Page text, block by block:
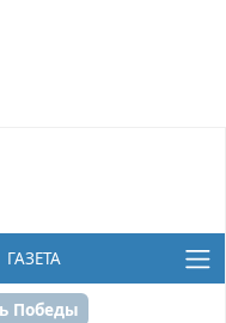
ГАЗЕТА
Победы